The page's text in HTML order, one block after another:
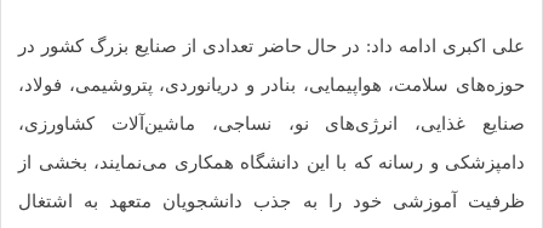
اکبری ادامه داد: در حال حاضر تعدادی از صنایع بزرگ کشور در
سلامت، هواپیمایی، بنادر و دریانوردی، پتروشیمی، فولاد،
غذایی، انرژی‌های نو، نساجی، ماشین‌آلات کشاورزی،
و رسانه که با این دانشگاه همکاری می‌نمایند، بخشی از
آموزشی خود را به جذب دانشجویان متعهد به اشتغال